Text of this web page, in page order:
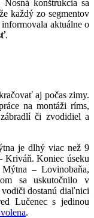
konštrukcia sa
každý zo segmentov
aktuálne o
.
aj počas zimy.
na montáži ríms,
či zvodidiel a
je dlhý viac než 9
Kriváň. Koniec úseku
– Lovinobaňa,
sa uskutočnilo v
vodiči dostanú diaľnici
Lučenec s jedinou
.